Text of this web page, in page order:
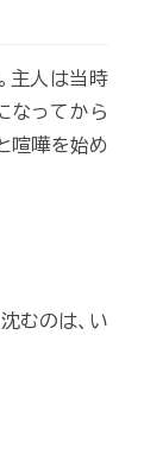
主人は当時
なってから
喧嘩を始め
むのは、い